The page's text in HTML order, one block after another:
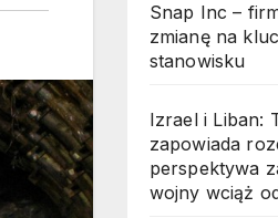
Snap Inc –
zmianę na
stanowisku
Izrael i Liban:
zapowiada
perspektywa
wojny wciąż